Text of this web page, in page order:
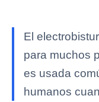
El
para muchos
es usada
humanos